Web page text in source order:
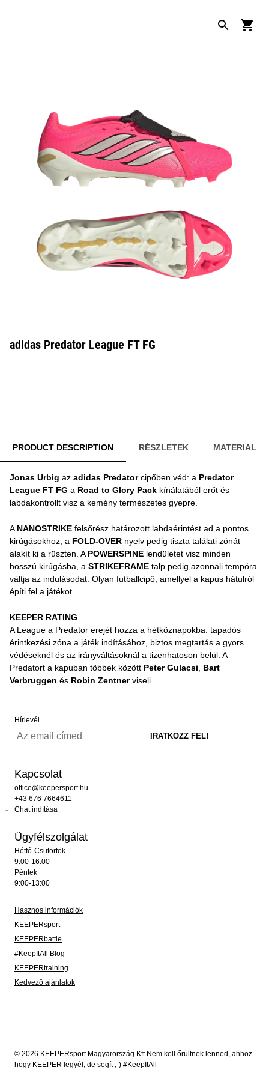
adidas Predator League FT FG
PRODUCT DESCRIPTION RÉSZLETEK MATERIAL
Jonas Urbig az adidas Predatorcipőben véd: a Predator
League FT FG a Road to Glory Pack kínálatából erőt és
labdakontrollt visz a kemény természetes gyepre.
A NANOSTRIKE felsőrész határozott labdaérintést ad a pontos
kirúgásokhoz, a FOLD-OVER nyelv pedig tiszta találati zónát
alakít ki a rüszten. A POWERSPINE lendületet visz minden
hosszú kirúgásba, a STRIKEFRAME talp pedig azonnali tempóra
váltja az indulásodat. Olyan futballcipő, amellyel a kapus hátulról
építi fel a játékot.
KEEPER RATING
A League a Predator erejét hozza a hétköznapokba: tapadós
érintkezési zóna a játék indításához, biztos megtartás a gyors
védéseknél és az irányváltásoknál a tizenhatoson belül. A
Predatort a kapuban többek között Peter Gulacsi
Bart
Verbruggen és Robin Zentnerviseli.
Hírlevél
Kapcsolat
office@keepersport.hu
+43 676 7664611
Chat indítása
Ügyfélszolgálat
Hétfő-Csütörtök
9:00-16:00
Péntek
9:00-13:00
Hasznos információk
KEEPERsport
KEEPERbattle
#KeepItAll Blog
KEEPERtraining
Kedvező ajánlatok
© 2026 KEEPERsport Magyarország Kft Nem kell őrültnek lenned, ahhoz
hogy KEEPER legyél, de segít ;-) #KeepItAll